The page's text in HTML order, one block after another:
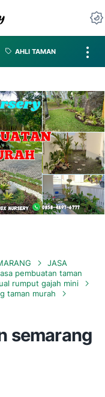
AHLI TAMAN
JASA
pembuatan taman
rumput gajah mini
taman murah
semarang